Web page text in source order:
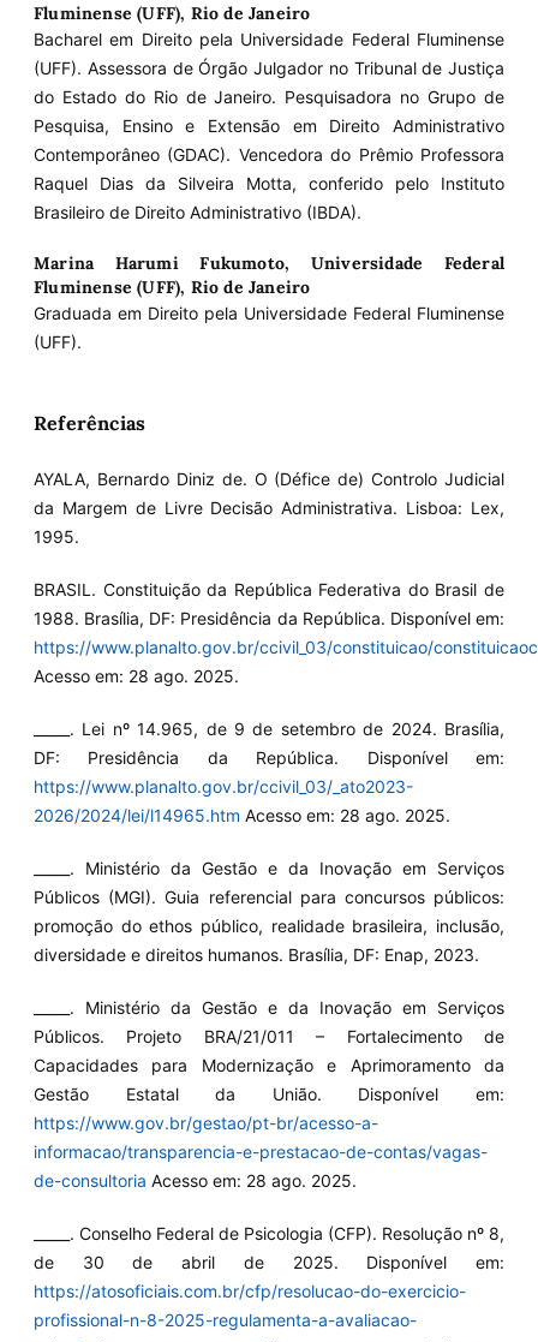
Fluminense (UFF), Rio de Janeiro
Bacharel em Direito pela Universidade Federal Fluminense
(UFF). Assessora de Órgão Julgador no Tribunal de Justiça
do Estado do Rio de Janeiro. Pesquisadora no Grupo de
Pesquisa, Ensino e Extensão em Direito Administrativo
Contemporâneo (GDAC). Vencedora do Prêmio Professora
Raquel Dias da Silveira Motta, conferido pelo Instituto
Brasileiro de Direito Administrativo (IBDA).
Marina Harumi Fukumoto, Universidade Federal
Fluminense (UFF), Rio de Janeiro
Graduada em Direito pela Universidade Federal Fluminense
(UFF).
Referências
AYALA, Bernardo Diniz de. O (Défice de) Controlo Judicial
da Margem de Livre Decisão Administrativa. Lisboa: Lex,
1995.
BRASIL. Constituição da República Federativa do Brasil de
1988. Brasília, DF: Presidência da República. Disponível em:
https://www.planalto.gov.br/ccivil_03/constituicao/
Acesso em: 28 ago. 2025.
_____. Lei nº 14.965, de 9 de setembro de 2024. Brasília,
DF: Presidência da República. Disponível em:
https://www.planalto.gov.br/ccivil_03/_ato2023-
2026/2024/lei/l14965.htm Acesso em: 28 ago. 2025.
_____. Ministério da Gestão e da Inovação em Serviços
Públicos (MGI). Guia referencial para concursos públicos:
promoção do ethos público, realidade brasileira, inclusão,
diversidade e direitos humanos. Brasília, DF: Enap, 2023.
_____. Ministério da Gestão e da Inovação em Serviços
Públicos. Projeto BRA/21/011 – Fortalecimento de
Capacidades para Modernização e Aprimoramento da
Gestão Estatal da União. Disponível em:
https://www.gov.br/gestao/pt-br/acesso-a-
informacao/transparencia-e-prestacao-de-contas/vagas-
de-consultoria Acesso em: 28 ago. 2025.
_____. Conselho Federal de Psicologia (CFP). Resolução nº 8,
de 30 de abril de 2025. Disponível em:
https://atosoficiais.com.br/cfp/resolucao-do-exercicio-
profissional-n-8-2025-regulamenta-a-avaliacao-